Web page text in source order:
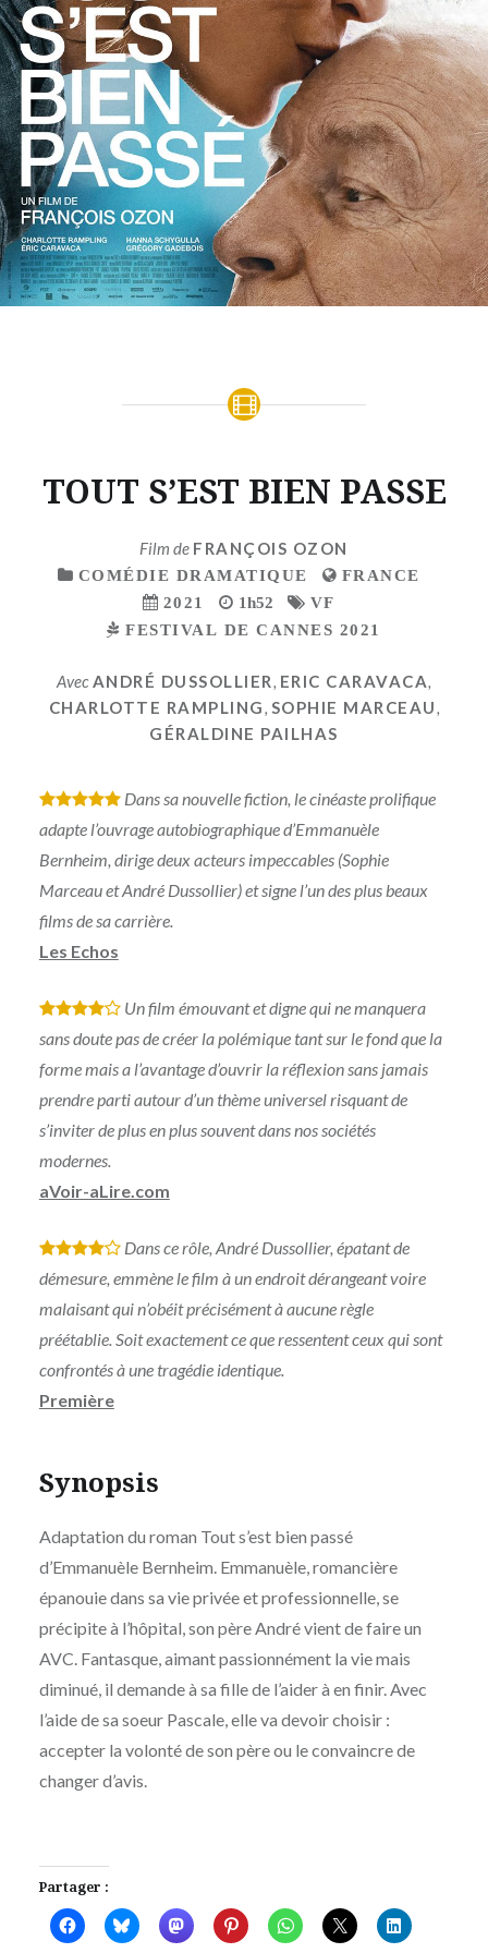
TOUT S’EST BIEN PASSE
Film de FRANÇOIS OZON
COMÉDIE DRAMATIQUE
FRANCE
2021
1h52
VF
FESTIVAL DE CANNES 2021
AvecANDRÉ DUSSOLLIER, ERIC CARAVACA,
CHARLOTTE RAMPLING, SOPHIE MARCEAU,
GÉRALDINE PAILHAS
* * * * *Dans sa nouvelle fiction, le cinéaste prolifique
adapte l’ouvrage autobiographique d’Emmanuèle
Bernheim, dirige deux acteurs impeccables (Sophie
Marceau et André Dussollier) et signe l’un des plus beaux
films de sa carrière.
Les Echos
* * * *
Un film émouvant et digne qui ne manquera
sans doute pas de créer la polémique tant sur le fond que la
forme mais a l’avantage d’ouvrir la réflexion sans jamais
prendre parti autour d’un thème universel risquant de
s’inviter de plus en plus souvent dans nos sociétés
modernes.
aVoir-aLire.com
* * * *
Dans ce rôle, André Dussollier, épatant de
démesure, emmène le film à un endroit dérangeant voire
malaisant qui n’obéit précisément à aucune règle
préétablie. Soit exactement ce que ressentent ceux qui sont
confrontés à une tragédie identique.
Première
Synopsis
Adaptation du roman Tout s’est bien passé
d’Emmanuèle Bernheim. Emmanuèle, romancière
épanouie dans sa vie privée et professionnelle, se
précipite à l’hôpital, son père André vient de faire un
AVC. Fantasque, aimant passionnément la vie mais
diminué, il demande à sa fille de l’aider à en finir. Avec
l’aide de sa soeur Pascale, elle va devoir choisir :
accepter la volonté de son père ou le convaincre de
changer d’avis.
Partager :